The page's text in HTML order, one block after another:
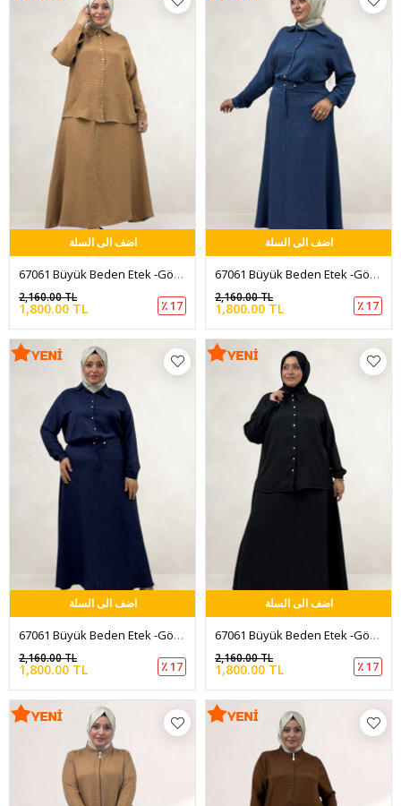
اضف الى السلة
67061 Büyük Beden Etek -Gömlek Melanj Takım - Taba
1,800.00 TL
2,160.00 TL
٪ 17
اضف الى السلة
67061 Büyük Beden Etek -Gömlek Melanj Takım - İndigo
1,800.00 TL
2,160.00 TL
٪ 17
اضف الى السلة
67061 Büyük Beden Etek -Gömlek Melanj Takım - Lacivert
1,800.00 TL
2,160.00 TL
٪ 17
اضف الى السلة
67061 Büyük Beden Etek -Gömlek Melanj Takım - Siyah
1,800.00 TL
2,160.00 TL
٪ 17